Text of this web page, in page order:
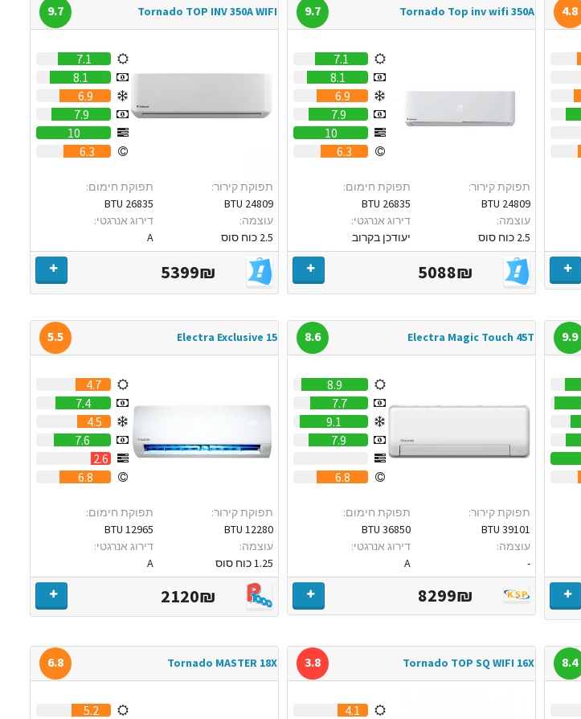
4.8
Tornado Top inv wifi 350A
9.7
7.1
8.1
6.9
7.9
10
6.3
תפוקת קירור:
24809 BTU
עוצמה:
2.5 כוח סוס
תפוקת חימום:
26835 BTU
דירוג אנרגטי:
יעודכן בקרוב
5088₪
Tornado TOP INV 350A WIFI
9.7
7.1
8.1
6.9
7.9
10
6.3
תפוקת קירור:
24809 BTU
עוצמה:
2.5 כוח סוס
תפוקת חימום:
26835 BTU
דירוג אנרגטי:
A
5399₪
9.9
Electra Magic Touch 45T
8.6
8.9
7.7
9.1
7.9
6.8
תפוקת קירור:
39101 BTU
עוצמה:
-
תפוקת חימום:
36850 BTU
דירוג אנרגטי:
A
8299₪
Electra Exclusive 15
5.5
4.7
7.4
4.5
7.6
2.6
6.8
תפוקת קירור:
12280 BTU
עוצמה:
1.25 כוח סוס
תפוקת חימום:
12965 BTU
דירוג אנרגטי:
A
2120₪
8.4
Tornado TOP SQ WIFI 16X
3.8
4.1
Tornado MASTER 18X
6.8
5.2